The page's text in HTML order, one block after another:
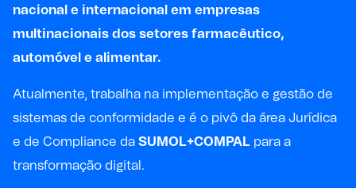
nacional e internacional em empresas
multinacionais dos setores farmacêutico,
automóvel e alimentar.
Atualmente, trabalha na implementação e gestão de
sistemas de conformidade e é o pivô da área Jurídica
e de Compliance da SUMOL+COMPAL para a
transformação digital.